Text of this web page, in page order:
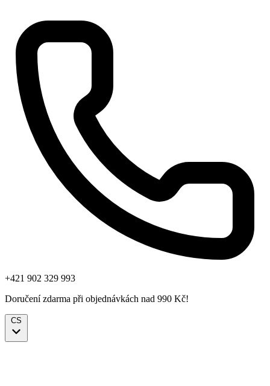
+421 902 329 993
Doručení zdarma při objednávkách nad 990 Kč!
CS